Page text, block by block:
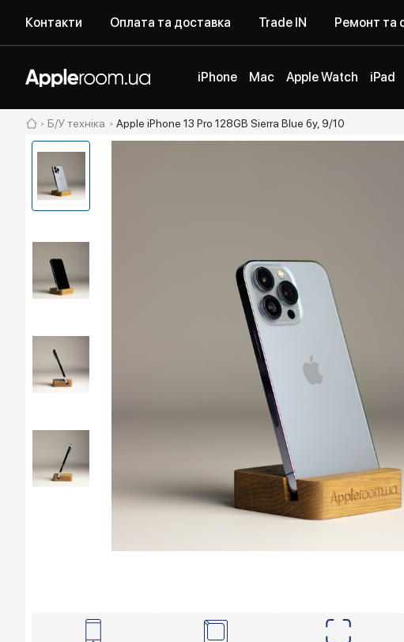
Контакти Оплата та доставка Trade IN Ремонт та
iPhone Mac Apple Watch iPad
Б/У техніка Apple iPhone 13 Pro 128GB Sierra Blue бу, 9/10